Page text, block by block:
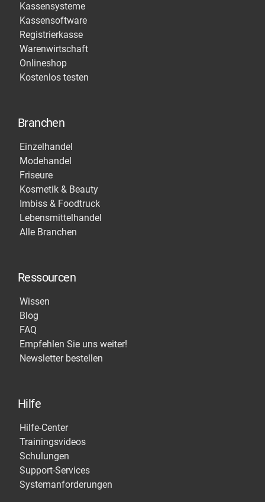
Kassensysteme
Kassensoftware
Registrierkasse
Warenwirtschaft
Onlineshop
Kostenlos testen
Branchen
Einzelhandel
Modehandel
Friseure
Kosmetik & Beauty
Imbiss & Foodtruck
Lebensmittelhandel
Alle Branchen
Ressourcen
Wissen
Blog
FAQ
Empfehlen Sie uns weiter!
Newsletter bestellen
Hilfe
Hilfe-Center
Trainingsvideos
Schulungen
Support-Services
Systemanforderungen